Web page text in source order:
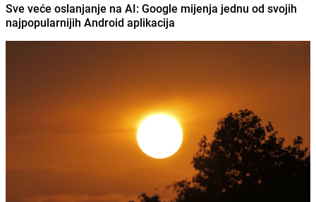
Sve veće oslanjanje na AI: Google mijenja jednu od svojih
najpopularnijih Android aplikacija